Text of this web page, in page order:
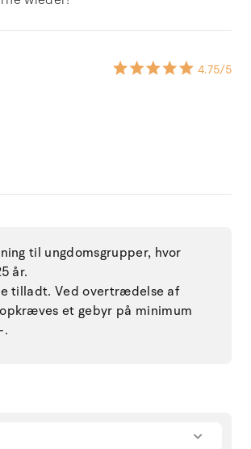
4.75/5
til ungdomsgrupper, hvor
år.
tilladt. Ved overtrædelse af
et gebyr på minimum
.